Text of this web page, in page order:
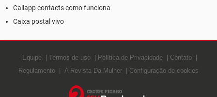
Callapp contacts como funciona
Caixa postal vivo
Equipe Termos de uso Política de Privacidade
Contato
Regulamento
A Revista Da Mulher Configuração de cookies